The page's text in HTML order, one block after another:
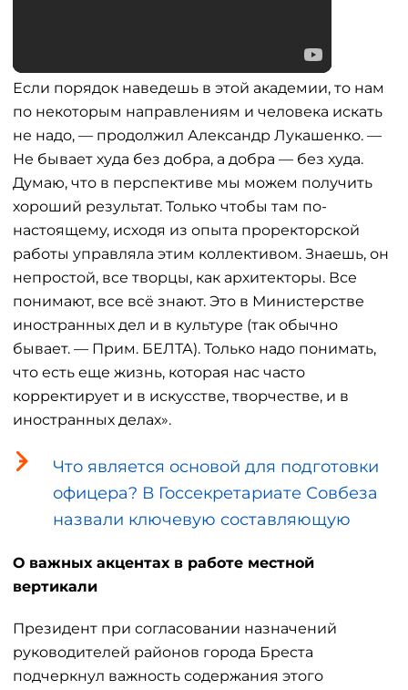
Если порядок наведешь в этой академии, то нам
по некоторым направлениям и человека искать
не надо, — продолжил Александр Лукашенко. —
Не бывает худа без добра, а добра — без худа.
Думаю, что в перспективе мы можем получить
хороший результат. Только чтобы там по-
настоящему, исходя из опыта проректорской
работы управляла этим коллективом. Знаешь, он
непростой, все творцы, как архитекторы. Все
понимают, все всё знают. Это в Министерстве
иностранных дел и в культуре (так обычно
бывает. — Прим. БЕЛТА). Только надо понимать,
что есть еще жизнь, которая нас часто
корректирует и в искусстве, творчестве, и в
иностранных делах».
Что является основой для подготовки
офицера? В Госсекретариате Совбеза
назвали ключевую составляющую
О важных акцентах в работе местной
вертикали
Президент при согласовании назначений
руководителей районов города Бреста
подчеркнул важность содержания этого